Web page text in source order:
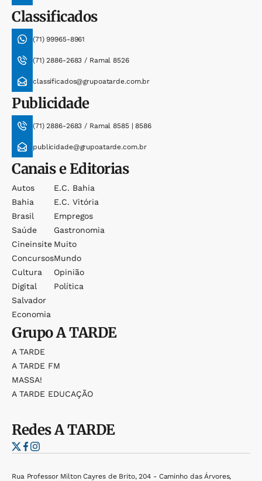
Classificados
(71) 99965-8961
(71) 2886-2683 / Ramal 8526
classificados@grupoatarde.com.br
Publicidade
(71) 2886-2683 / Ramal 8585 | 8586
publicidade@grupoatarde.com.br
Canais e Editorias
Autos
Bahia
Brasil
Saúde
Cineinsite
Concursos
Cultura
Digital
Salvador
Economia
E.c. Bahia
E.c. Vitória
Empregos
Gastronomia
Muito
Mundo
Opinião
Política
GrupoA TARDE
A TARDE
A TARDE FM
MASSA!
A TARDE EDUCAÇÃO
RedesA TARDE
Rua Professor Milton Cayres de Brito, 204 - Caminho das Árvores,